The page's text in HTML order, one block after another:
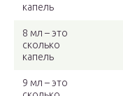
капель
8 мл – это
сколько
капель
9 мл – это